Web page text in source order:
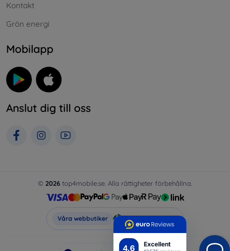
4.6 Excellent
Kontakt
Grön energi
Mobilapp
Anslut dig till oss
© 2026 top4mobile.se. Alla rättigheter förbehållna.
Våra webbutiker Top4Mobile.se